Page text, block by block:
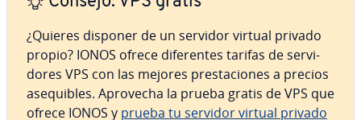
¿Quieres disponer de un servidor virtual privado
propio? IONOS ofrece di­fe­re­n­tes tarifas de se­r­vi­
do­res VPS con las mejores pre­s­ta­cio­nes a precios
ase­qui­bles. Aprovecha la prueba gratis de VPS que
ofrece IONOS y prueba tu servidor virtual privado